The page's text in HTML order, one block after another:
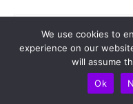
We use cookies to
experience on our
will assume
Ok